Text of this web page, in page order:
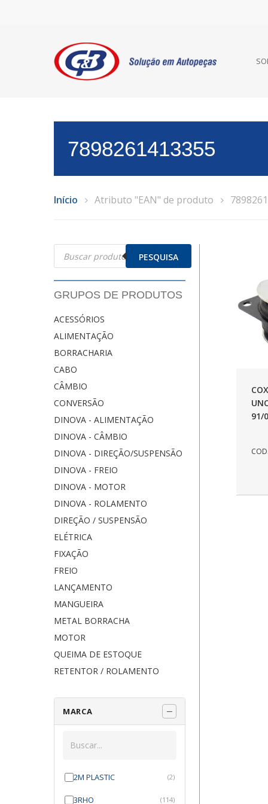
7898261413355
Início Atributo "EAN" de produto
Pesquisar
produtos PESQUISA
GRUPOS DE PRODUTOS
ACESSÓRIOS
ALIMENTAÇÃO
BORRACHARIA
CABO
CÂMBIO
CONVERSÃO
DINOVA - ALIMENTAÇÃO
DINOVA - CÂMBIO
DINOVA - DIREÇÃO/SUSPENSÃO
DINOVA - FREIO
DINOVA - MOTOR
DINOVA - ROLAMENTO
DIREÇÃO / SUSPENSÃO
ELÉTRICA
FIXAÇÃO
FREIO
LANÇAMENTO
MANGUEIRA
METAL BORRACHA
MOTOR
QUEIMA DE ESTOQUE
RETENTOR / ROLAMENTO
MARCA
2M PLASTIC (2)
3RHO (114)
91/